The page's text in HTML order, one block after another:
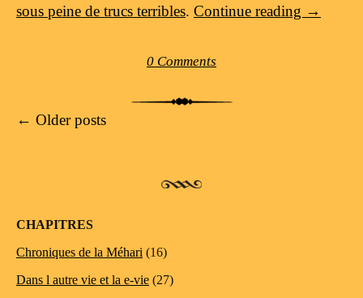
sous peine de trucs terribles. Continue reading →
0 Comments
Post navigation
← Older posts
CHAPITRES
Chroniques de la Méhari (16)
Dans l autre vie et la e-vie (27)